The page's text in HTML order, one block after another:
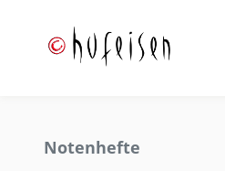
Notenhefte